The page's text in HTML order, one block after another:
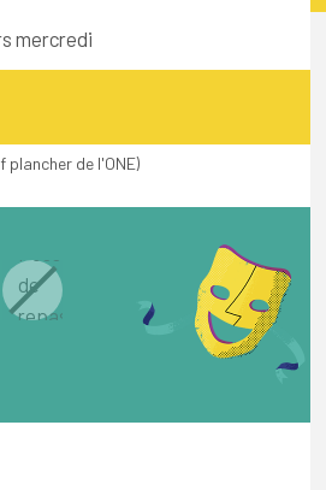
mercredi
plancher de l'ONE)